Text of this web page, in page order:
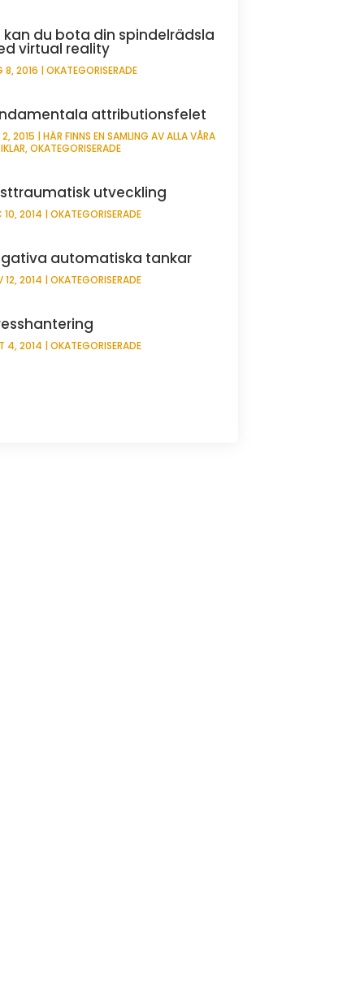
kan du bota din spindelrädsla
virtual reality
8, 2016 |OKATEGORISERADE
attributionsfelet
2, 2015 |HÄR FINNS EN SAMLING AV ALLA VÅRA
,OKATEGORISERADE
utveckling
10, 2014 |OKATEGORISERADE
automatiska tankar
12, 2014 |OKATEGORISERADE
4, 2014 |OKATEGORISERADE